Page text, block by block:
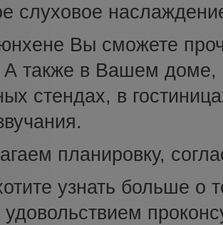
слуховое
Вы сможете
А также в Вашем доме,
стендах, в
планировку,
узнать больше о